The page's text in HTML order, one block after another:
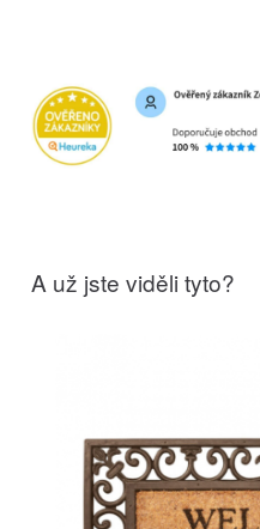
A už jste viděli tyto?